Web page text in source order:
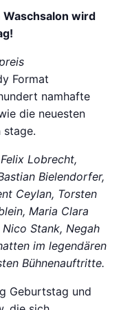
Waschsalon wird
Format
namhafte
die neuesten
stage.
Lobrecht,
Bielendorfer,
Ceylan, Torsten
Maria Clara
Stank, Negah
im legendären
Bühnenauftritte.
Geburtstag und